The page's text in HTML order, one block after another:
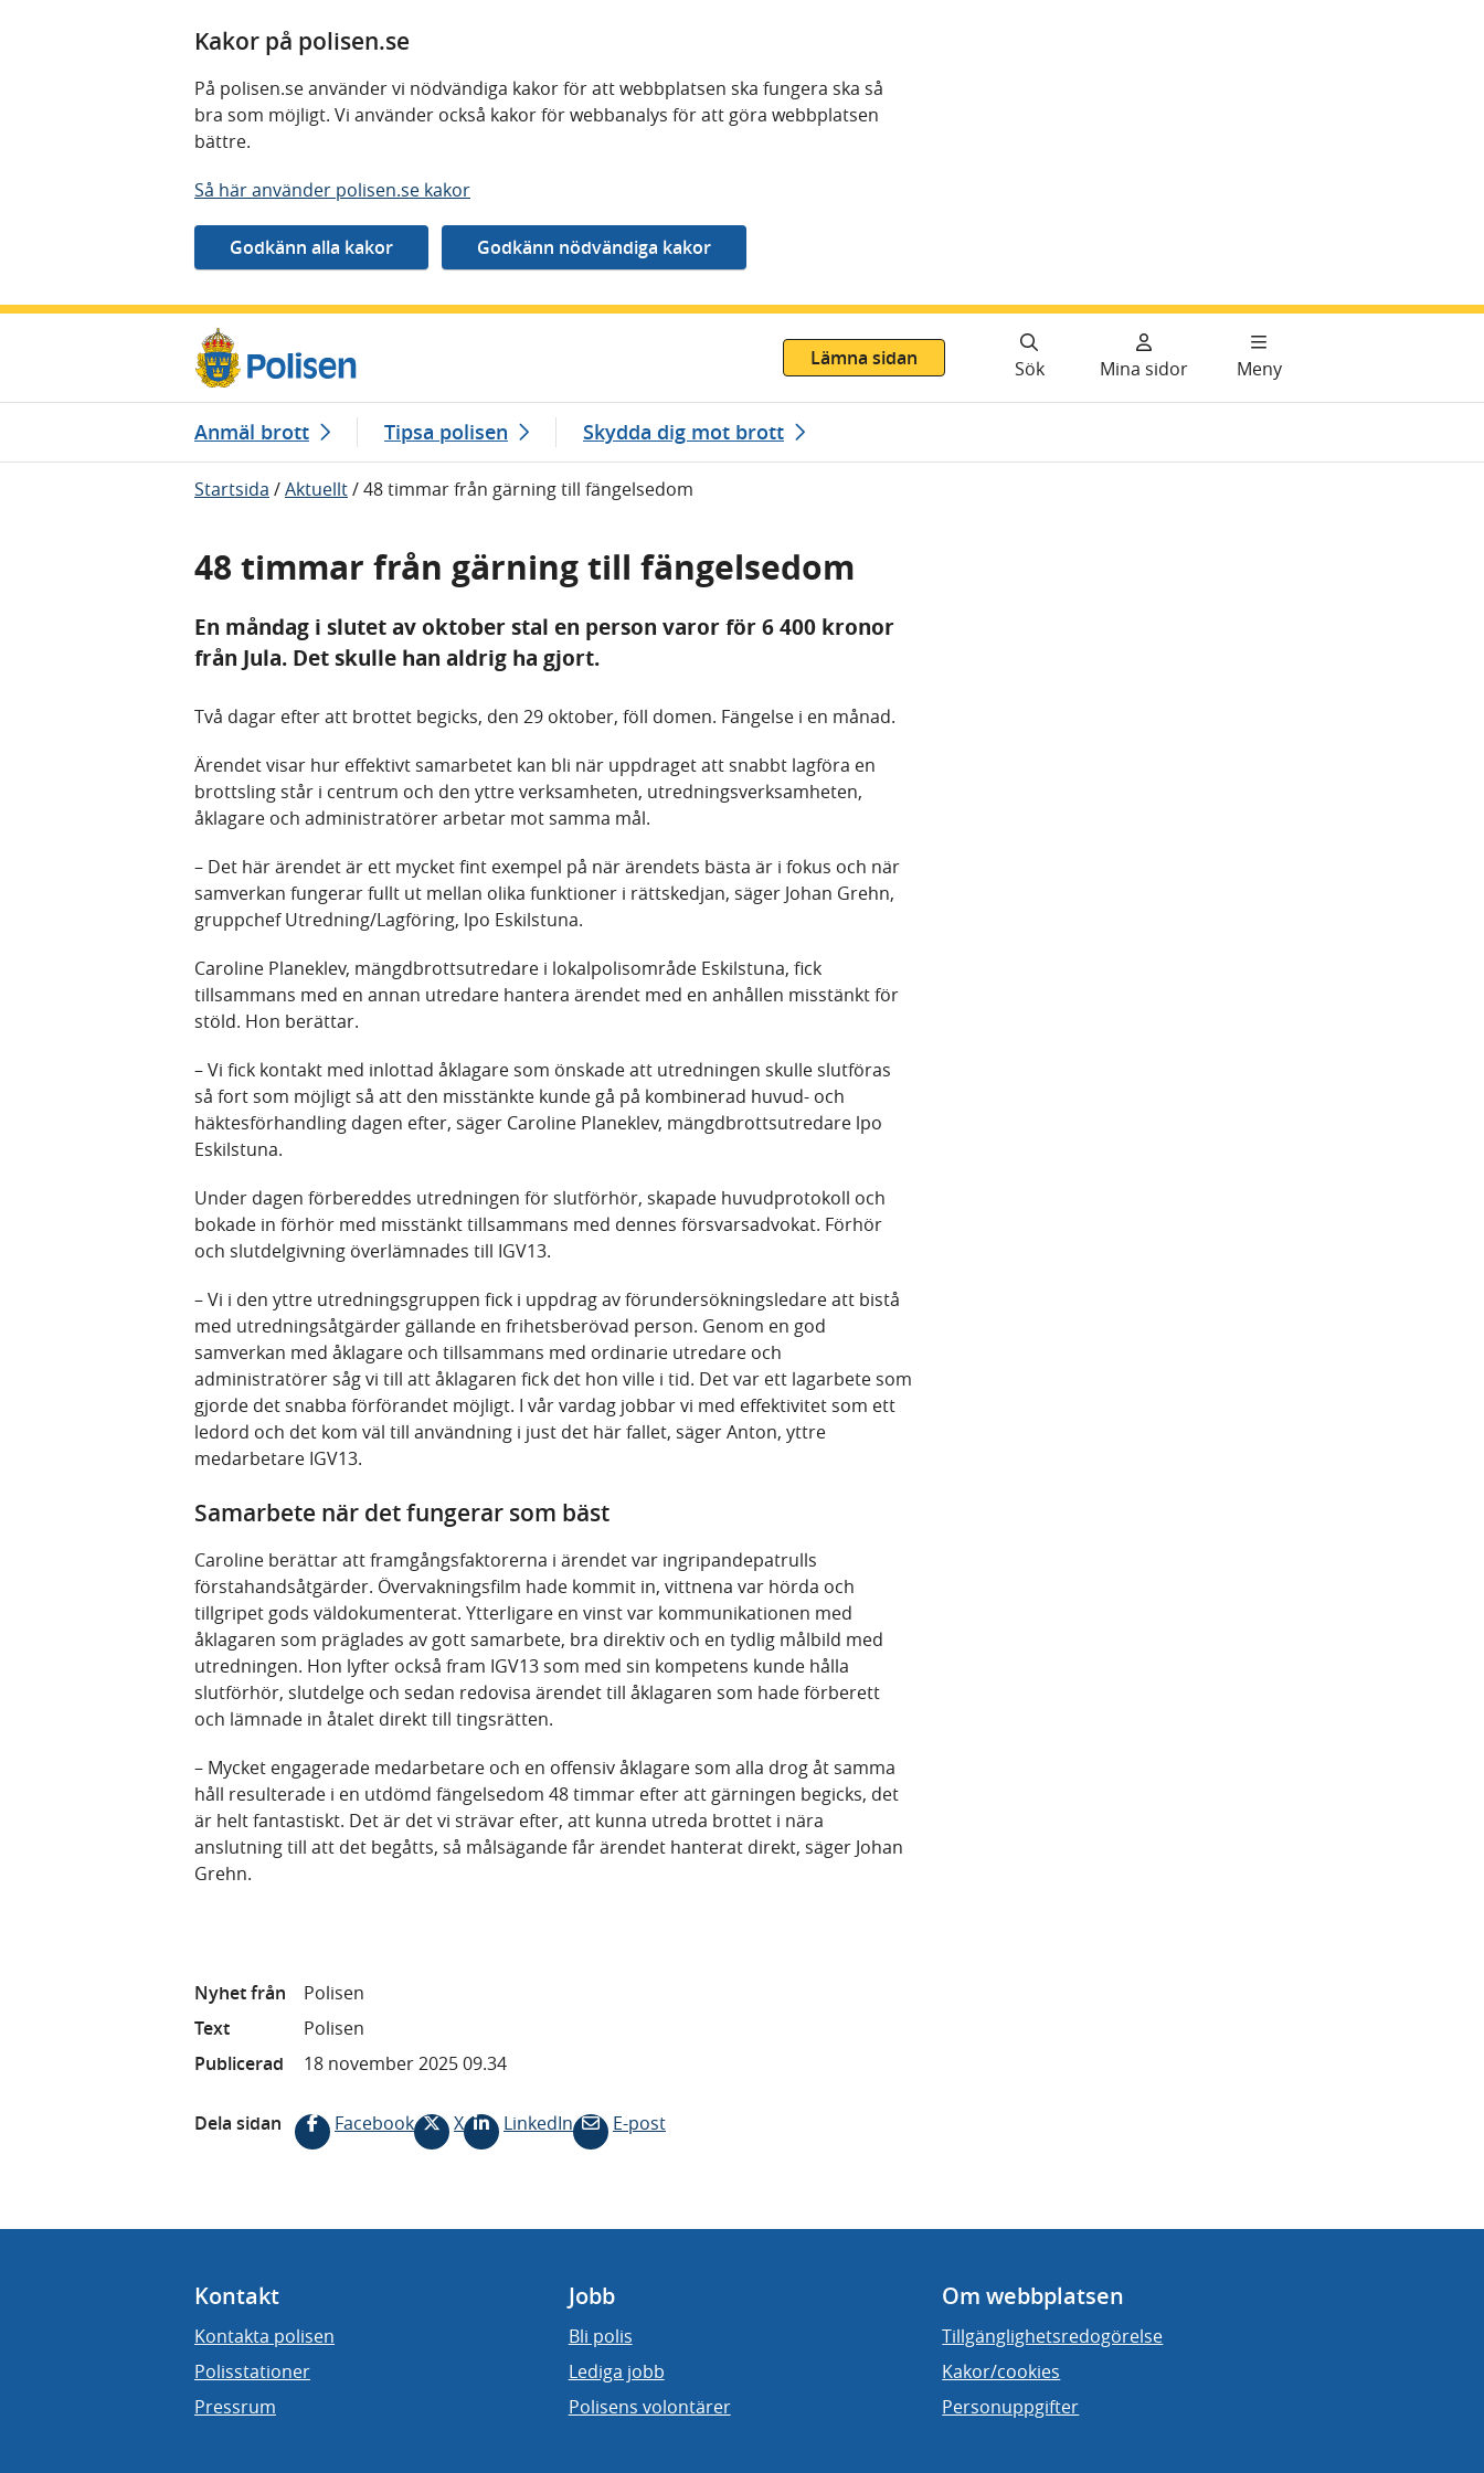
Kakor på polisen.se
På polisen.se använder vi nödvändiga kakor för att webbplatsen ska fungera ska så
bra som möjligt. Vi använder också kakor för webbanalys för att göra webbplatsen
bättre.
Så här använder polisen.se kakor
Lämna sidan
Sök Mina sidor Meny
Anmäl brott Tipsa polisen Skydda dig mot brott
Startsida /Aktuellt/48 timmar från gärning till fängelsedom
48 timmar från gärning till fängelsedom
En måndag i slutet av oktober stal en person varor för 6 400 kronor
från Jula. Det skulle han aldrig ha gjort.
Två dagar efter att brottet begicks, den 29 oktober, föll domen. Fängelse i en månad.
Ärendet visar hur effektivt samarbetet kan bli när uppdraget att snabbt lagföra en
brottsling står i centrum och den yttre verksamheten, utredningsverksamheten,
åklagare och administratörer arbetar mot samma mål.
– Det här ärendet är ett mycket fint exempel på när ärendets bästa är i fokus och när
samverkan fungerar fullt ut mellan olika funktioner i rättskedjan, säger Johan Grehn,
gruppchef Utredning/Lagföring, lpo Eskilstuna.
Caroline Planeklev, mängdbrottsutredare i lokalpolisområde Eskilstuna, fick
tillsammans med en annan utredare hantera ärendet med en anhållen misstänkt för
stöld. Hon berättar.
– Vi fick kontakt med inlottad åklagare som önskade att utredningen skulle slutföras
så fort som möjligt så att den misstänkte kunde gå på kombinerad huvud- och
häktesförhandling dagen efter, säger Caroline Planeklev, mängdbrottsutredare lpo
Eskilstuna.
Under dagen förbereddes utredningen för slutförhör, skapade huvudprotokoll och
bokade in förhör med misstänkt tillsammans med dennes försvarsadvokat. Förhör
och slutdelgivning överlämnades till IGV13.
– Vi i den yttre utredningsgruppen fick i uppdrag av förundersökningsledare att bistå
med utredningsåtgärder gällande en frihetsberövad person. Genom en god
samverkan med åklagare och tillsammans med ordinarie utredare och
administratörer såg vi till att åklagaren fick det hon ville i tid. Det var ett lagarbete som
gjorde det snabba förförandet möjligt. I vår vardag jobbar vi med effektivitet som ett
ledord och det kom väl till användning i just det här fallet, säger Anton, yttre
medarbetare IGV13.
Samarbete när det fungerar som bäst
Caroline berättar att framgångsfaktorerna i ärendet var ingripandepatrulls
förstahandsåtgärder. Övervakningsfilm hade kommit in, vittnena var hörda och
tillgripet gods väldokumenterat. Ytterligare en vinst var kommunikationen med
åklagaren som präglades av gott samarbete, bra direktiv och en tydlig målbild med
utredningen. Hon lyfter också fram IGV13 som med sin kompetens kunde hålla
slutförhör, slutdelge och sedan redovisa ärendet till åklagaren som hade förberett
och lämnade in åtalet direkt till tingsrätten.
– Mycket engagerade medarbetare och en offensiv åklagare som alla drog åt samma
håll resulterade i en utdömd fängelsedom 48 timmar efter att gärningen begicks, det
är helt fantastiskt. Det är det vi strävar efter, att kunna utreda brottet i nära
anslutning till att det begåtts, så målsägande får ärendet hanterat direkt, säger Johan
Grehn.
Nyhet från
Polisen
Text
Polisen
Publicerad
18 november 2025 09.34
Dela sidan Facebook X LinkedIn E-post
Kontakt
Kontakta polisen
Polisstationer
Pressrum
Jobb
Bli polis
Lediga jobb
Polisens volontärer
Om webbplatsen
Tillgänglighetsredogörelse
Kakor/cookies
Personuppgifter